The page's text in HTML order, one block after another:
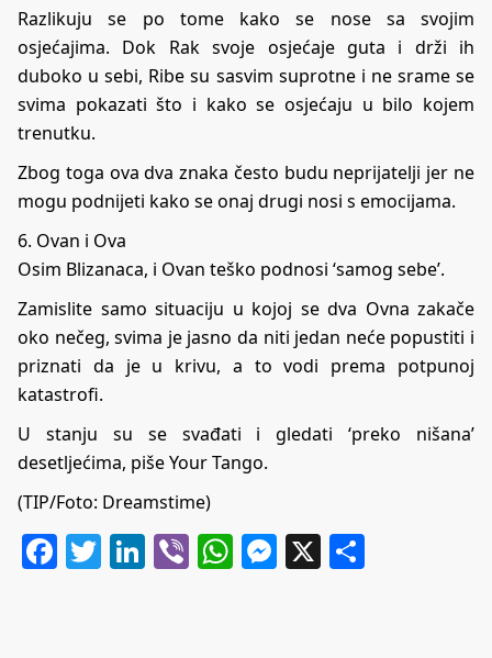
Razlikuju se po tome kako se nose sa svojim
osjećajima. Dok Rak svoje osjećaje guta i drži ih
duboko u sebi, Ribe su sasvim suprotne i ne srame se
svima pokazati što i kako se osjećaju u bilo kojem
trenutku.
Zbog toga ova dva znaka često budu neprijatelji jer ne
mogu podnijeti kako se onaj drugi nosi s emocijama.
6. Ovan i Ova
Osim Blizanaca, i Ovan teško podnosi ‘samog sebe’.
Zamislite samo situaciju u kojoj se dva Ovna zakače
oko nečeg, svima je jasno da niti jedan neće popustiti i
priznati da je u krivu, a to vodi prema potpunoj
katastrofi.
U stanju su se svađati i gledati ‘preko nišana’
desetljećima, pišeYour Tango.
(TIP/Foto: Dreamstime)
Facebook
Twitter
LinkedIn
ViberWhatsApp
Messenger
X